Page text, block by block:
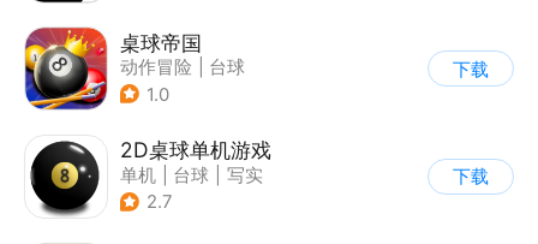
桌球帝国
动作冒险
台球
1.0
下载
2D桌球单机游戏
单机 台球
写实
2.7
下载